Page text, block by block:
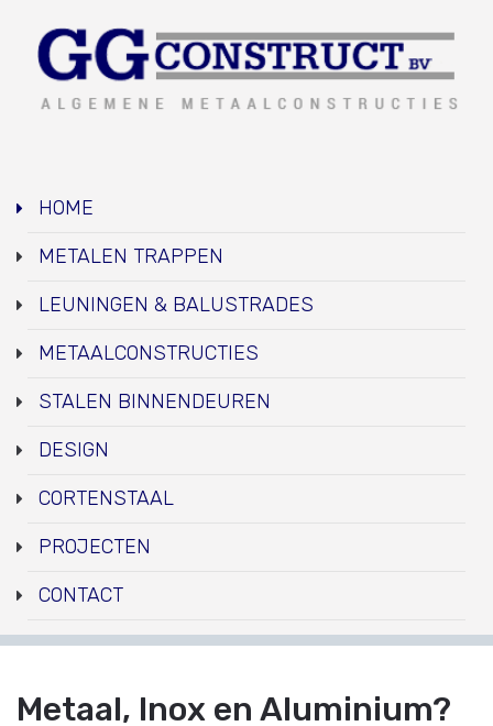
HOME
METALEN TRAPPEN
LEUNINGEN & BALUSTRADES
METAALCONSTRUCTIES
STALEN BINNENDEUREN
DESIGN
CORTENSTAAL
PROJECTEN
CONTACT
Metaal, Inox en Aluminium?